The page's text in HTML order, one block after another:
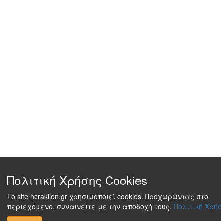
Πολιτική Χρήσης Cookies
Το site heraklion.gr χρησιμοποιεί cookies. Προχωρώντας στο
περιεχόμενο, συναινείτε με την αποδοχή τους. Πολιτική